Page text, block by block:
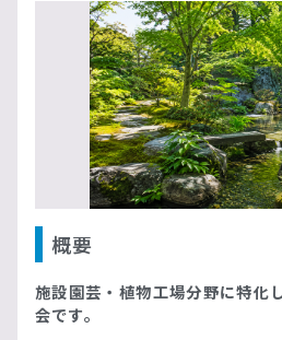
概要
施設園芸・植物工場分野に特化
会です。